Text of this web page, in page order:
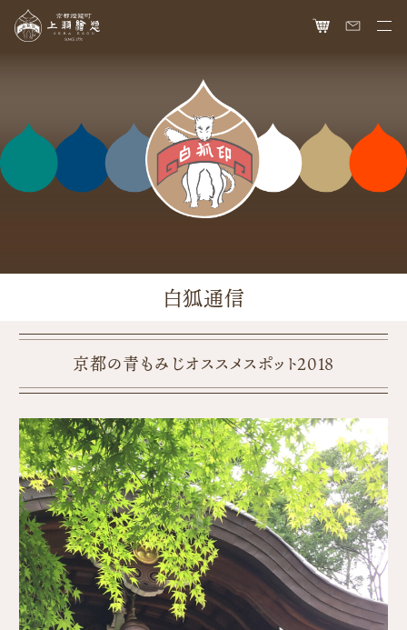
商品ラインナップ
胡粉ネイル
胡粉石鹸
瑞々
爪美容液
お知らせ
ねいる図案帖
白狐通信
上羽絵惣について
想い
歴史
取扱店舗
カタログ請求
サイト規約
サイトマップ
白狐通信
京都の青もみじオススメスポット2018